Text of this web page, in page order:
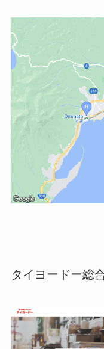
タイヨードー総